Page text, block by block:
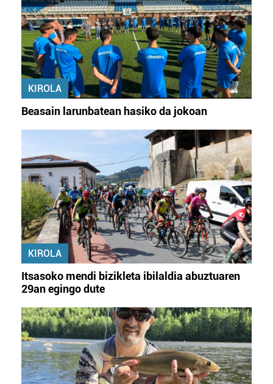
KIROLA
Beasain larunbatean hasiko da jokoan
KIROLA
Itsasoko mendi bizikleta ibilaldia abuztuaren
29an egingo dute